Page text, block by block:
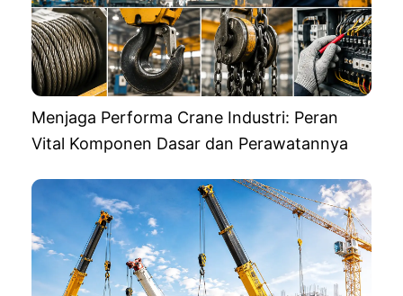
Menjaga Performa Crane Industri: Peran
Vital Komponen Dasar dan Perawatannya